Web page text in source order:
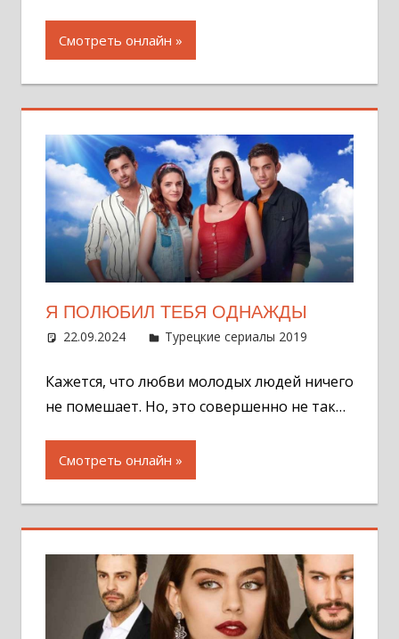
Смотреть онлайн
Я ПОЛЮБИЛ ТЕБЯ ОДНАЖДЫ
22.09.2024 Администратор
Турецкие сериалы 2019
Кажется, что любви молодых людей ничего
не помешает. Но, это совершенно не так…
Смотреть онлайн